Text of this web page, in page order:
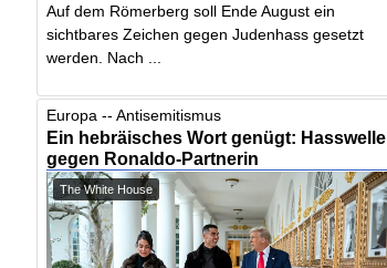
Auf dem Römerberg soll Ende August ein
sichtbares Zeichen gegen Judenhass gesetzt
werden. Nach ...
Europa -- Antisemitismus
Ein hebräisches Wort genügt: Hasswelle
gegen Ronaldo-Partnerin
The White House